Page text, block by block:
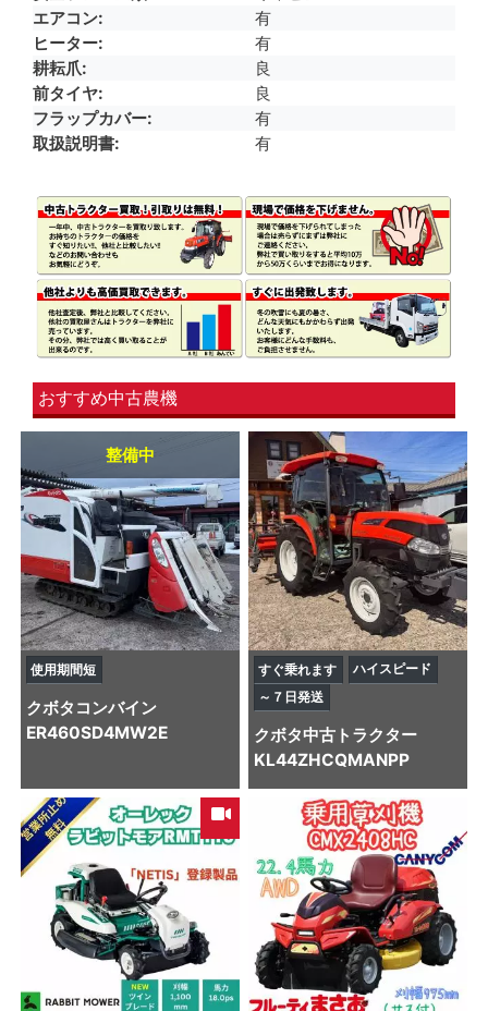
エアコン
有
ヒーター
有
耕耘爪
良
前タイヤ
良
フラップカバー
有
取扱説明書
有
おすすめ中古農機
整備中
使用期間短
クボタ コンバイン
ER460SD4MW2E
すぐ乗れます
ハイスピード
～７日発送
クボタ中古トラクター
KL44ZHCQMANPP